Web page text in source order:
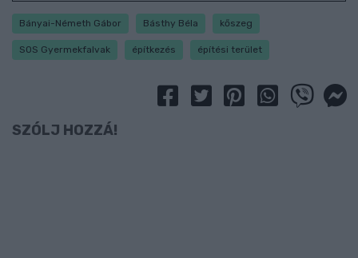
Bányai-Németh Gábor Básthy Béla kőszeg
SOS Gyermekfalvak építkezés építési terület
SZÓLJ HOZZÁ!